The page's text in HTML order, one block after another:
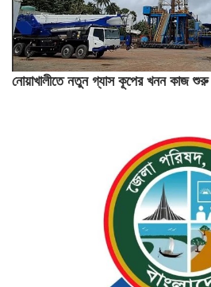
নোয়াখালীতে নতুন গ্যাস কূপের খনন কাজ শুরু